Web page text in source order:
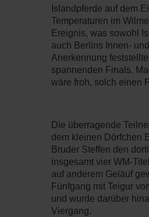
Islandpferde auf dem
Temperaturen im
Ereignis, was sowohl
auch Berlins Innen-
Anerkennung
spannenden Finals.
wäre froh, solch einen
Die überragende
dem kleinen Dörfchen
Bruder Steffen den
insgesamt vier WM-
auf anderem Geläuf
Fünfgang mit Teigur
und wurde darüber
Viergang.